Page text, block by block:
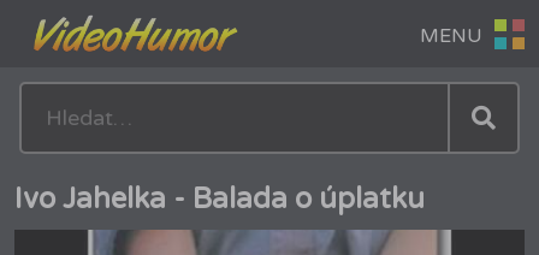
Ivo Jahelka - Balada o úplatku